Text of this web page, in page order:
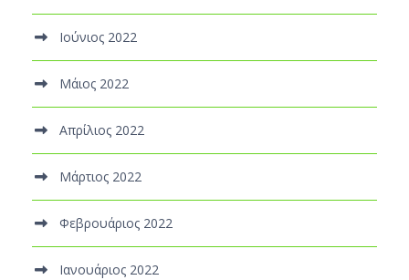
Ιούνιος 2022
Μάιος 2022
Απρίλιος 2022
Μάρτιος 2022
Φεβρουάριος 2022
Ιανουάριος 2022